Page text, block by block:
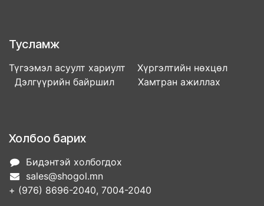
Тусламж
Түгээмэл асуулт хариулт Хүргэлтийн нөхцөл
Дэлгүүрийн байршил Хамтран ажиллах
Холбоо барих
Бидэнтэй холбогдох
sales@shogol.mn
+ (976) 8696-2040, 7004-2040